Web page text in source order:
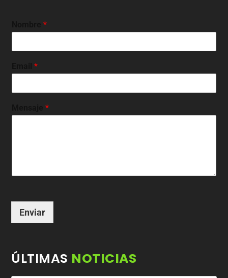
Nombre*
Email*
Mensaje*
Enviar
ÚLTIMAS NOTICIAS